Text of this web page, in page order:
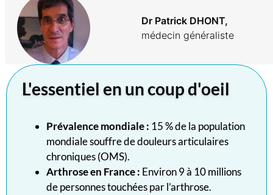
Dr Patrick DHONT,
médecin généraliste
L'essentiel en un coup d'oeil
Prévalence mondiale : 15 % de la population
mondiale souffre de douleurs articulaires
chroniques (OMS).
Arthrose en France : Environ 9 à 10 millions
de personnes touchées par l’arthrose.